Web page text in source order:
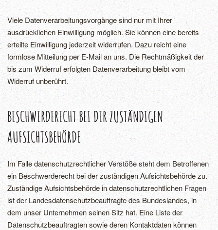
Viele Datenverarbeitungsvorgänge sind nur mit Ihrer
ausdrücklichen Einwilligung möglich. Sie können eine bereits
erteilte Einwilligung jederzeit widerrufen. Dazu reicht eine
formlose Mitteilung per E-Mail an uns. Die Rechtmäßigkeit der
bis zum Widerruf erfolgten Datenverarbeitung bleibt vom
Widerruf unberührt.
BESCHWERDERECHT BEI DER ZUSTÄNDIGEN
AUFSICHTSBEHÖRDE
Im Falle datenschutzrechtlicher Verstöße steht dem Betroffenen
ein Beschwerderecht bei der zuständigen Aufsichtsbehörde zu.
Zuständige Aufsichtsbehörde in datenschutzrechtlichen Fragen
ist der Landesdatenschutzbeauftragte des Bundeslandes, in
dem unser Unternehmen seinen Sitz hat. Eine Liste der
Datenschutzbeauftragten sowie deren Kontaktdaten können